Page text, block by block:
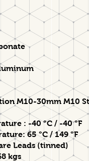
M10-30mm M10
: -40 °C / -40 °F
65 °C / 149 °F
Leads (tinned)
kgs